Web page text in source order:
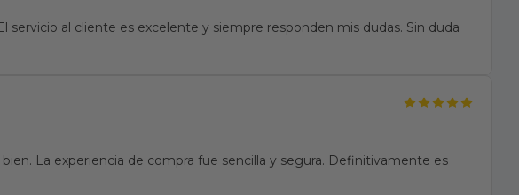
al cliente es excelente y siempre responden mis dudas. Sin duda
La experiencia de compra fue sencilla y segura. Definitivamente es